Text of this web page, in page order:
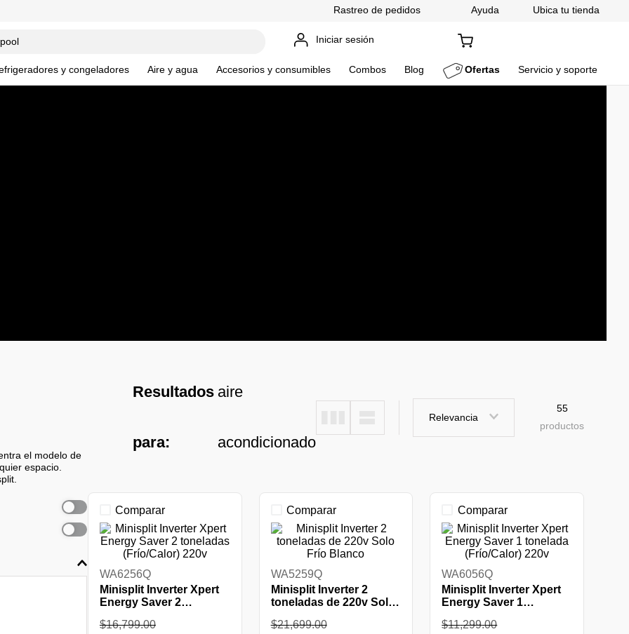
Rastreo de pedidos Ayuda Ubica tu tienda
Iniciar sesión
y congeladores Aire y agua Accesorios y consumibles Combos Blog Ofertas Servicio y soporte
el modelo de
espacio.
Resultados
para:
aire
acondicionado
Relevancia
55
productos
Comparar
WA6256Q
Minisplit Inverter Xpert
Energy Saver 2
220v
$16,799.00
Comparar
WA5259Q
Minisplit Inverter 2
toneladas de 220v Solo
$21,699.00
Comparar
WA6056Q
Minisplit Inverter Xpert
Energy Saver 1
220v
$11,299.00